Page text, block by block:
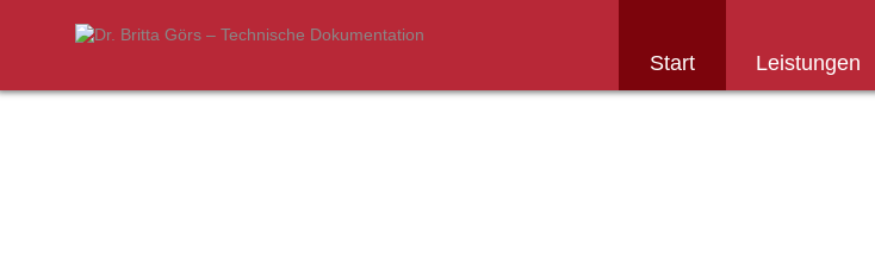
Weiter
Start Leistungen